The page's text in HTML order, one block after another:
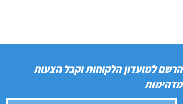
הרשם למועדון הלקוחות וקבל הצעות
מדהימות